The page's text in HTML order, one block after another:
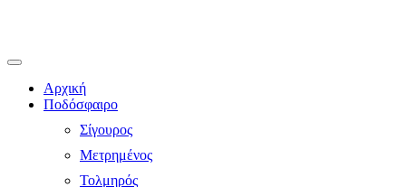
Αρχική
Ποδόσφαιρο
Σίγουρος
Μετρημένος
Τολμηρός